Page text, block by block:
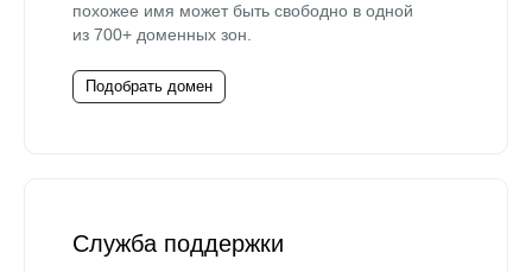
похожее имя может быть свободно в одной
из 700+ доменных зон.
Подобрать домен
Служба поддержки